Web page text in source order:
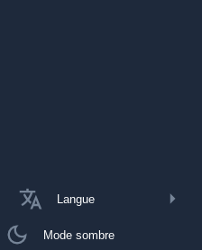
Langue
Mode sombre